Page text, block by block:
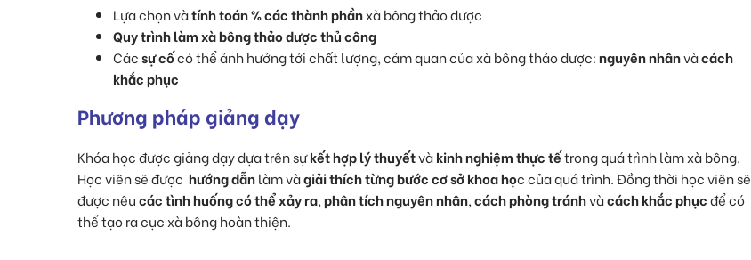
Lựa chọn vàtính toán % các thành phầnxà bông thảo dược
Quy trình làm xà bông thảo dược thủ công
Cácsự cốcó thể ảnh hưởng tới chất lượng, cảm quan của xà bông thảo dược:nguyên nhânvàcách
khắc phục
Phương pháp giảng dạy
Khóa học được giảng dạy dựa trên sựkết hợp lý thuyếtvàkinh nghiệm thực tếtrong quá trình làm xà bông.
Học viên sẽ được hướng dẫnlàm vàgiải thích từng bước cơ sở khoa học của quá trình. Đồng thời học viên sẽ
được nêucác tình huống có thể xảy ra,phân tích nguyên nhân,cách phòng tránhvàcách khắc phụcđể có
thể tạo ra cục xà bông hoàn thiện.